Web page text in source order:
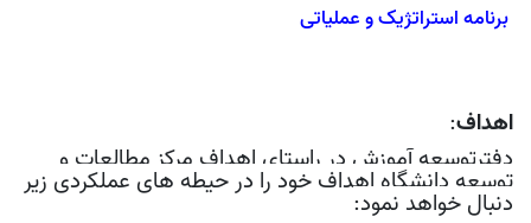
برنامه استراتژیک و عملیاتی
اهداف:
دفترتوسعه آموزش در راستای اهداف مرکز مطالعات و
توسعه دانشگاه اهداف خود را در حیطه های عملکردی زیر
دنبال خواهد نمود: